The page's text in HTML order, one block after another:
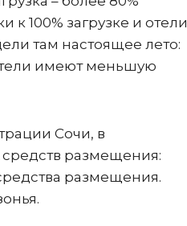
100% загрузке и отели
там настоящее лето:
имеют меньшую
Сочи, в
средств размещения:
размещения.